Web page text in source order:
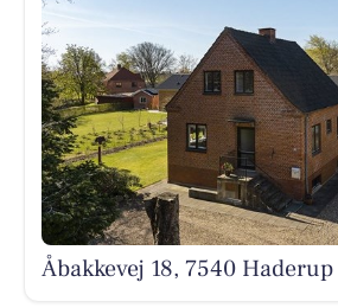
Åbakkevej 18, 7540 Haderup